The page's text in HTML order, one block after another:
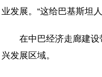
业发展。“这给巴基斯坦
在中巴经济走廊建
兴发展区域。